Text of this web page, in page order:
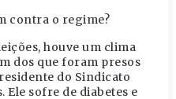
contra o regime?
houve um clima
dos que foram presos
do Sindicato
Ele sofre de diabetes e